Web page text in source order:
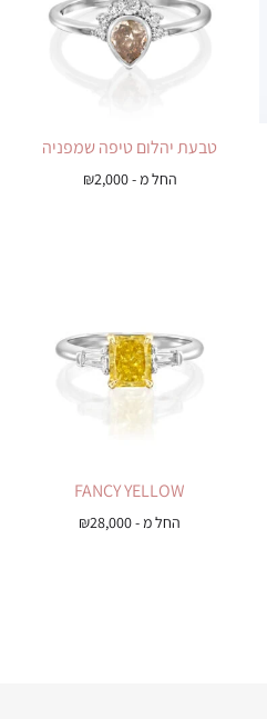
טבעת יהלום טיפה שמפניה
החל מ - ₪2,000
FANCY YELLOW
החל מ - ₪28,000